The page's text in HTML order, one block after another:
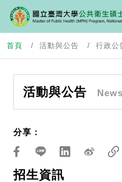
首頁 活動與公告 行政公
活動與公告 News
招生資訊
分享：